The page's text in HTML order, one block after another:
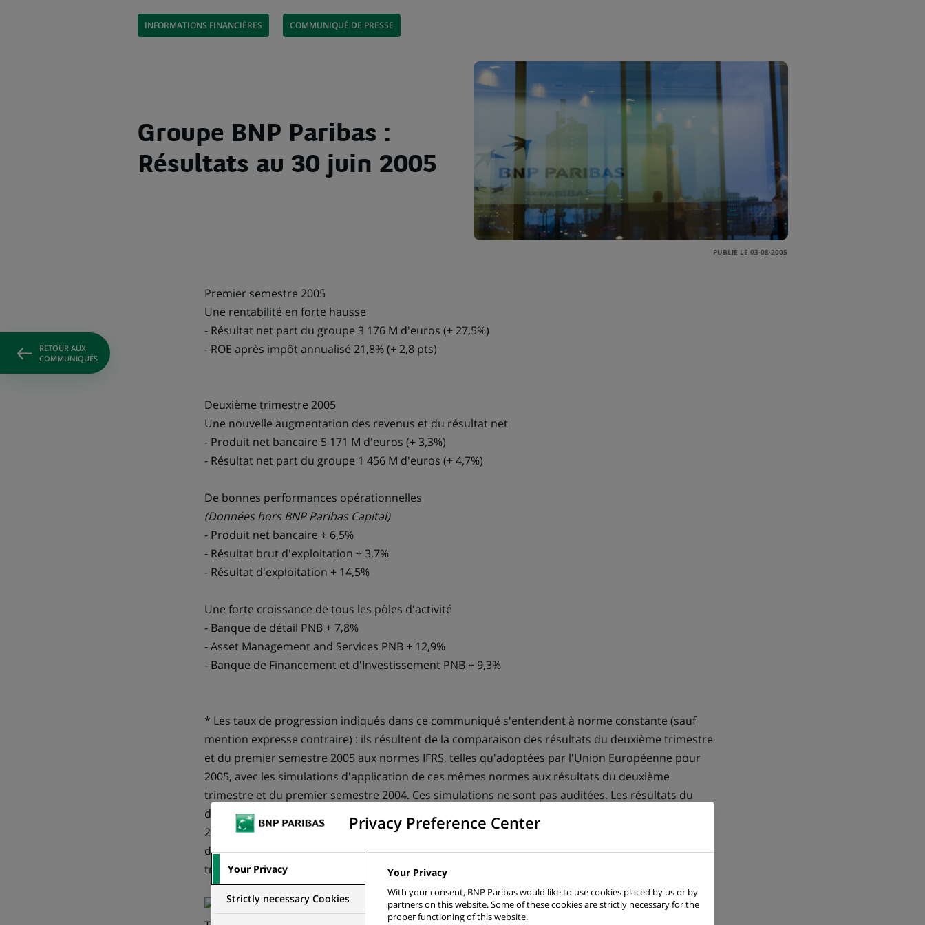
INFORMATIONS FINANCIÈRES COMMUNIQUÉ DE PRESSE
Groupe BNP Paribas :
Résultats au 30 juin 2005
PUBLIÉ LE 03-08-2005
RETOUR AUX
COMMUNIQUÉS
Premier semestre 2005
Une rentabilité en forte hausse
- Résultat net part du groupe 3 176 M d'euros (+ 27,5%)
- ROE après impôt annualisé 21,8% (+ 2,8 pts)
Deuxième trimestre 2005
Une nouvelle augmentation des revenus et du résultat net
- Produit net bancaire 5 171 M d'euros (+ 3,3%)
- Résultat net part du groupe 1 456 M d'euros (+ 4,7%)
De bonnes performances opérationnelles
(Données hors BNP Paribas Capital)
- Produit net bancaire + 6,5%
- Résultat brut d'exploitation + 3,7%
- Résultat d'exploitation + 14,5%
Une forte croissance de tous les pôles d'activité
- Banque de détail PNB + 7,8%
- Asset Management and Services PNB + 12,9%
- Banque de Financement et d'Investissement PNB + 9,3%
* Les taux de progression indiqués dans ce communiqué s'entendent à norme constante (sauf
mention expresse contraire) : ils résultent de la comparaison des résultats du deuxième trimestre
et du premier semestre 2005 aux normes IFRS, telles qu'adoptées par l'Union Européenne pour
2005, avec les simulations d'application de ces mêmes normes aux résultats du deuxième
trimestre et du premier semestre 2004. Ces simulations ne sont pas auditées. Les résultats du
deuxième trimestre et du premier semestre 2004 retraités selon les normes IFRS applicables en
2004 sont également fournis dans les annexes chiffrées mais, comme ces normes sont différentes
de celles appliquées en 2005, ils ne sont pas directement comparables aux résultats du deuxième
trimestre et du premier semestre 2005 respectivement.
Privacy Preference Center
Your Privacy
Strictly necessary Cookies
Your Privacy
With your consent, BNP Paribas would like to use cookies placed by us or by
partners on this website. Some of these cookies are strictly necessary for the
proper functioning of this website.